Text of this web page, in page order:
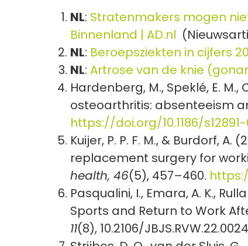
NL: Stratenma­kers mogen
Binnenland | AD.nl
NL: Beroepsziekten in cijfers
NL: Artrose van de knie
Hardenberg, M., Speklé, E. M.,
osteoarthritis: absenteeism
https://doi.org/10.1186/
Kuijer, P. P. F. M., & Burdorf,
replacement surgery for
health, 46(5), 457–460.
Pasqualini, I., Emara, A. K.,
Sports and Return to Work
11(8), 10.2106/